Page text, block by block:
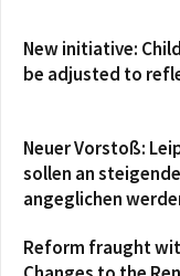
New initiative:
be adjusted to
Neuer Vorstoß:
sollen an
angeglichen
Reform fraught